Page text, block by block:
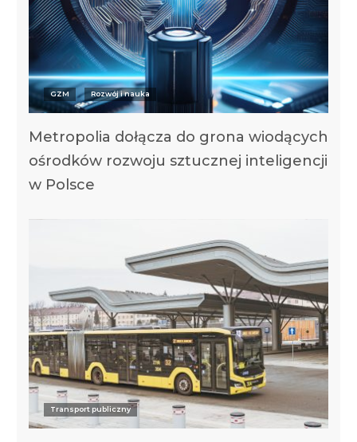
GZM Rozwój i nauka
Metropolia dołącza do grona wiodących
ośrodków rozwoju sztucznej inteligencji
w Polsce
Transport publiczny